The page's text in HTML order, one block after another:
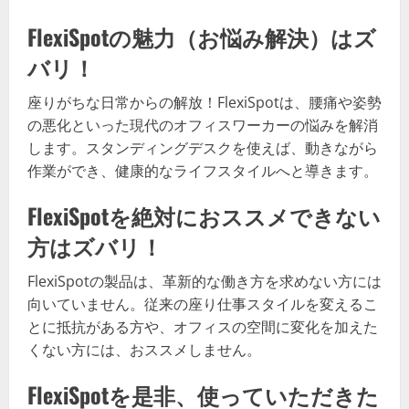
FlexiSpotの魅力（お悩み解決）はズ
バリ！
座りがちな日常からの解放！FlexiSpotは、腰痛や姿勢
の悪化といった現代のオフィスワーカーの悩みを解消
します。スタンディングデスクを使えば、動きながら
作業ができ、健康的なライフスタイルへと導きます。
FlexiSpotを絶対におススメできない
方はズバリ！
FlexiSpotの製品は、革新的な働き方を求めない方には
向いていません。従来の座り仕事スタイルを変えるこ
とに抵抗がある方や、オフィスの空間に変化を加えた
くない方には、おススメしません。
FlexiSpotを是非、使っていただきた